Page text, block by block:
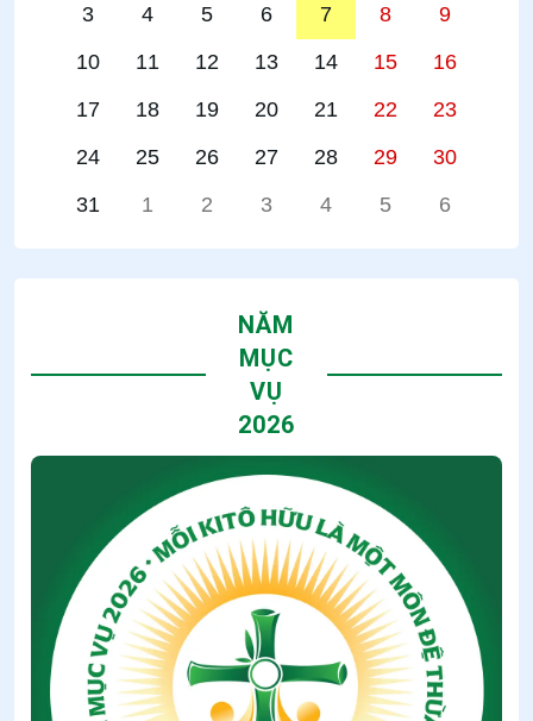
3
4 5 6 7 8
9
10
11 12 13 14 15
16
17
18 19 20 21 22
23
24
25 26 27 28 29
30
31
1 2 3 4 5 6
NĂM
MỤC
VỤ
2026